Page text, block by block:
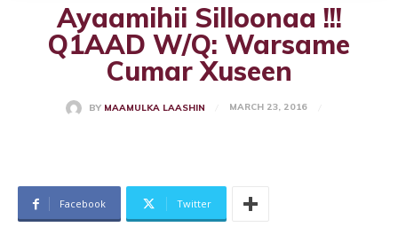
Ayaamihii Silloonaa !!!
Q1AAD W/Q: Warsame
Cumar Xuseen
BY MAAMULKA LAASHIN MARCH 23, 2016
Facebook Twitter